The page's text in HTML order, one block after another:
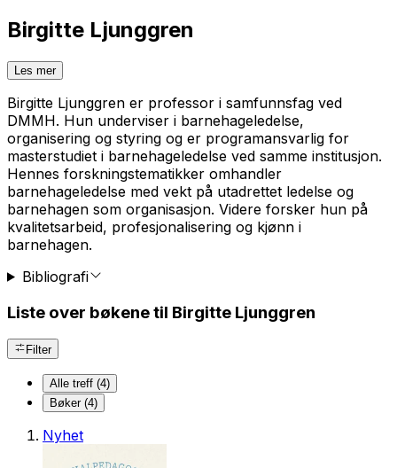
Birgitte Ljunggren
Les mer
Birgitte Ljunggren er professor i samfunnsfag ved
DMMH. Hun underviser i barnehageledelse,
organisering og styring og er programansvarlig for
masterstudiet i barnehageledelse ved samme institusjon.
Hennes forskningstematikker omhandler
barnehageledelse med vekt på utadrettet ledelse og
barnehagen som organisasjon. Videre forsker hun på
kvalitetsarbeid, profesjonalisering og kjønn i
barnehagen.
Bibliografi
Liste over bøkene til Birgitte Ljunggren
Filter
Alle treff (4)
Bøker (4)
Nyhet